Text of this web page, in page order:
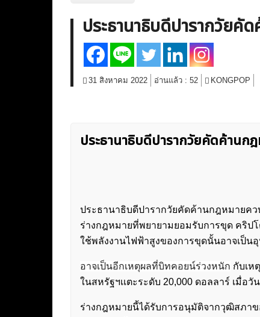
ประธานาธิบดีปารากวัย
31 สิงหาคม 2022 อ่านแล้ว : 52 KONGPOP
ประธานาธิบดีปารากวัยคัดค้าน
ประธานาธิบดีปารากวัยคัดค้านกฎหมายคว
ร่างกฎหมายที่พยายามยอมรับการขุด คริปโ
ใช้พลังงานไฟฟ้าสูงของการขุดนั้นอาจเป็
อาจเป็นอีกเหตุผลที่บิทคอยน์ร่วงหนัก กับเห
ในสหรัฐฯเเตะระดับ 20,000 ดอลลาร์ เมื่อ
ร่างกฎหมายนี้ได้รับการอนุมัติจากวุฒิสภาข